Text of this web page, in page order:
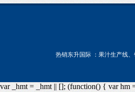
热销东升国际 ：果汁生产线
var _hmt = _hmt || []; (function() { var hm